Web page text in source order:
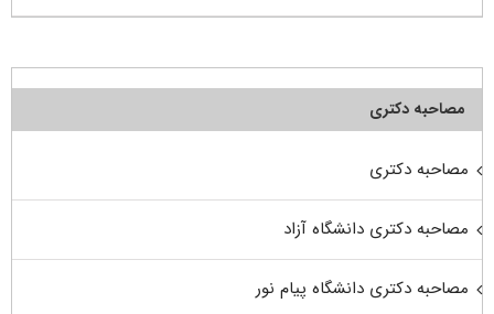
مصاحبه دکتری
مصاحبه دکتری
مصاحبه دکتری دانشگاه آزاد
مصاحبه دکتری دانشگاه پیام نور